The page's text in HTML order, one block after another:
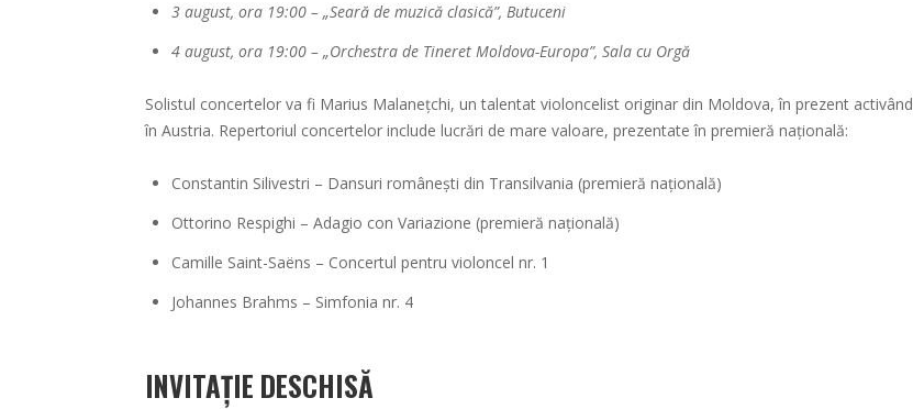
3 august, ora 19:00 – „Seară de muzică clasică”, Butuceni
4 august, ora 19:00 – „Orchestra de Tineret Moldova-Europa”, Sala cu Orgă
Solistul concertelor va fi Marius Malanețchi, un talentat violoncelist originar din Moldova, în prezent activând
în Austria. Repertoriul concertelor include lucrări de mare valoare, prezentate în premieră națională:
Constantin Silivestri – Dansuri românești din Transilvania (premieră națională)
Ottorino Respighi – Adagio con Variazione (premieră națională)
Camille Saint-Saëns – Concertul pentru violoncel nr. 1
Johannes Brahms – Simfonia nr. 4
INVITAȚIE DESCHISĂ